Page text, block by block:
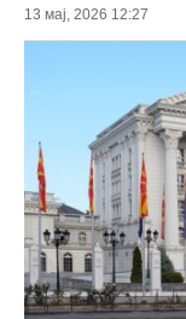
13 мај, 2026 12:27